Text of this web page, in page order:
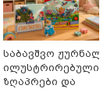
საბავშვო
ილუსტრირებული
ზღაპრები და